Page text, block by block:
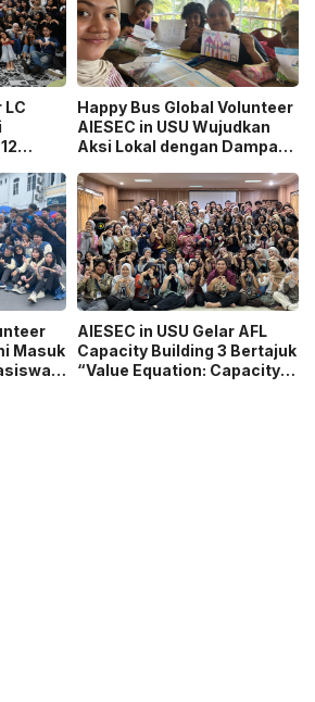
LC
Happy Bus Global Volunteer
AIESEC in USU Wujudkan
Aksi Lokal dengan Dampak
Masuk
AIESEC in USU Gelar AFL
Capacity Building 3 Bertajuk
“Value Equation: Capacity